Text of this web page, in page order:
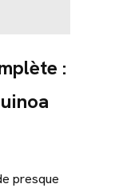
:
presque